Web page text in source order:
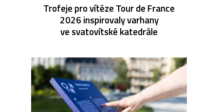
Trofeje pro vítěze Tour de France
2026 inspirovaly varhany
ve svatovítské katedrále